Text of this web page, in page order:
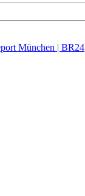
München | BR24